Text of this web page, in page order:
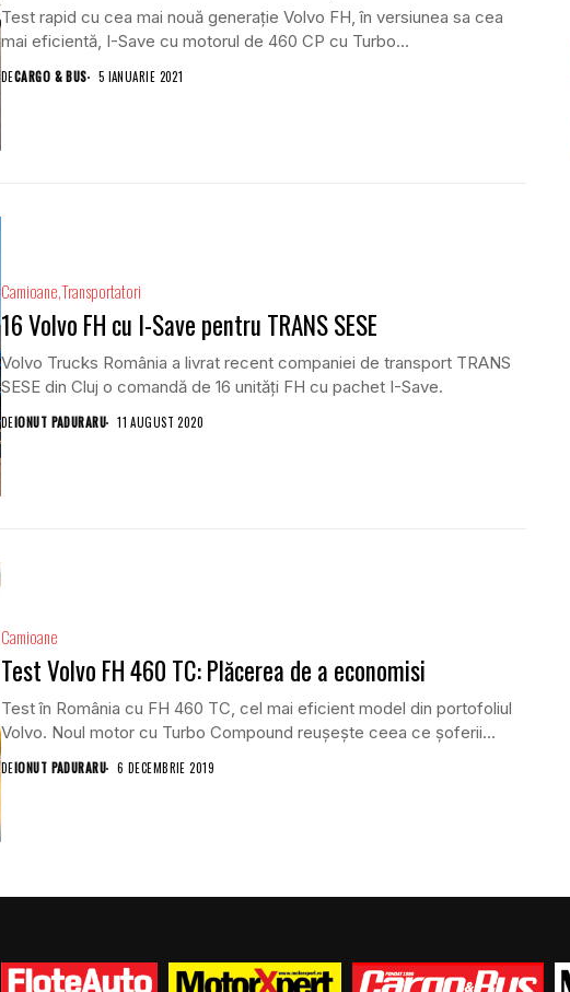
Test rapid cu cea mai nouă generație Volvo FH, în versiunea sa cea
mai eficientă, I-Save cu motorul de 460 CP cu Turbo...
DECARGO & BUS 5 IANUARIE 2021
CamioaneTransportatori
16 Volvo FH cu I-Save pentru TRANS SESE
Volvo Trucks România a livrat recent companiei de transport TRANS
SESE din Cluj o comandă de 16 unități FH cu pachet I-Save.
DEIONUT PADURARU 11 AUGUST 2020
Camioane
Test Volvo FH 460 TC: Plăcerea de a economisi
Test în România cu FH 460 TC, cel mai eficient model din portofoliul
Volvo. Noul motor cu Turbo Compound reușește ceea ce șoferii...
DEIONUT PADURARU 6 DECEMBRIE 2019